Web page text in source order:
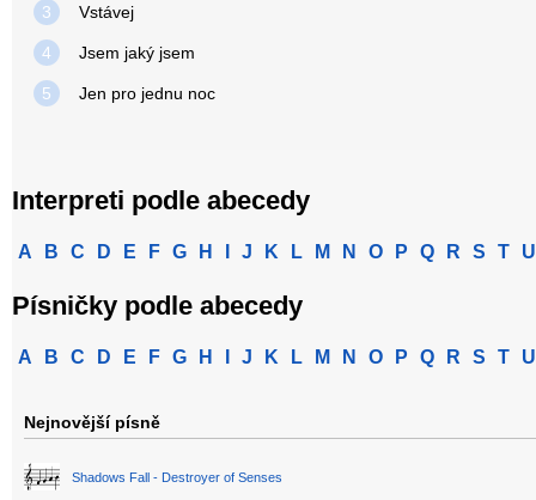
3 Vstávej
4 Jsem jaký jsem
5 Jen pro jednu noc
Interpreti podle abecedy
A B C D E F G H J K L M N O P Q R S T U
Písničky podle abecedy
A B C D E F G H J K L M N O P Q R S T U
Nejnovější písně
Shadows Fall - Destroyer of Senses